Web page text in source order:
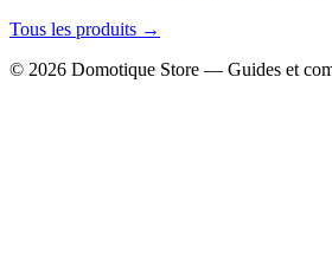
Tous les produits →
© 2026 Domotique Store — Guides et